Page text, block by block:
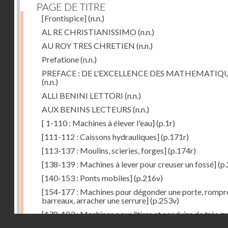
PAGE DE TITRE
[Frontispice](n.n.)
AL RE CHRISTIANISSIMO (n.n.)
AU ROY TRES CHRETIEN (n.n.)
Prefatione(n.n.)
PREFACE : DE L'EXCELLENCE DES
(n.n.)
ALLI BENINI LETTORI (n.n.)
AUX BENINS LECTEURS (n.n.)
[ 1-110 : Machines à élever l'eau](p.1r)
[111-112 : Caissons hydrauliques](p.171r)
[113-137 : Moulins, scieries, forges](p.174r)
[138-139 : Machines à lever pour creuser un fossé]
[140-153 : Ponts mobiles](p.216v)
[154-177 : Machines pour dégonder une porte,
barreaux, arracher une serrure](p.253v)
[178-183 : Machines pour "tirer et conduire de très